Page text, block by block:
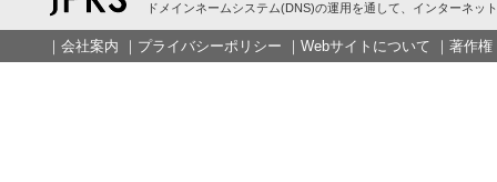
ドメインネームシステム(DNS)の運用を通して、インターネッ
｜ 会社案内 ｜ プライバシーポリシー ｜ Webサイトについて ｜ 著作権